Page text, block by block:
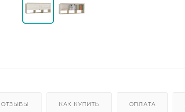
ОТЗЫВЫ КАК КУПИТЬ ОПЛАТА